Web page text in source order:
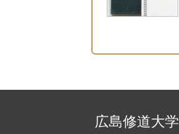
広島修道大学